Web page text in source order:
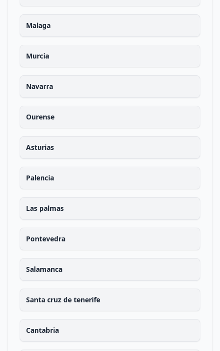
Malaga
Murcia
Navarra
Ourense
Asturias
Palencia
Las palmas
Pontevedra
Salamanca
Santa cruz de tenerife
Cantabria